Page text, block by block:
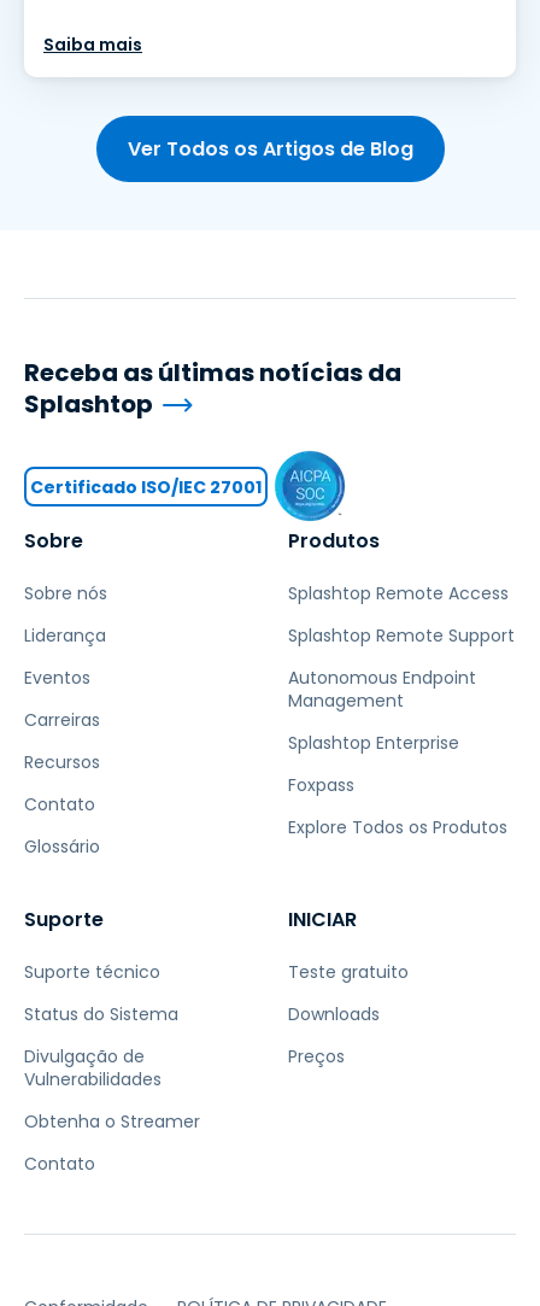
Saiba mais
Ver Todos os Artigos de Blog
Sobre
Sobre nós
Liderança
Eventos
Carreiras
Recursos
Contato
Glossário
Produtos
Splashtop Remote Access
Splashtop Remote Support
Autonomous Endpoint
Management
Splashtop Enterprise
Foxpass
Explore Todos os Produtos
Suporte
Suporte técnico
Status do Sistema
Divulgação de
Vulnerabilidades
Obtenha o Streamer
Contato
INICIAR
Teste gratuito
Downloads
Preços
Receba as últimas notícias da
Splashtop
Certificado ISO/IEC 27001